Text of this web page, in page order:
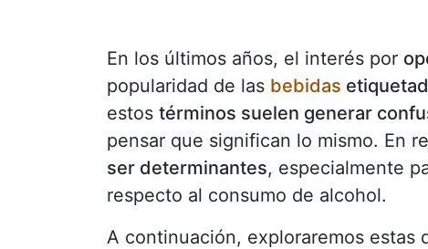
En los últimos años, el interés por
popularidad de las bebidas
estos términos suelen generar
pensar que significan lo mismo. En
ser determinantes, especialmente
respecto al consumo de alcohol.
A continuación, exploraremos estas